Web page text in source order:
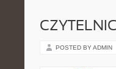
POSTED BY ADMIN